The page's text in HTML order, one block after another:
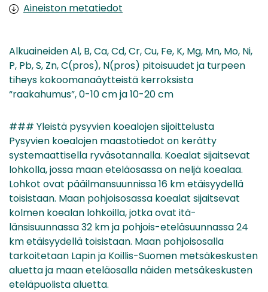
Aineiston metatiedot
Alkuaineiden Al, B, Ca, Cd, Cr, Cu, Fe, K, Mg, Mn, Mo, Ni,
P, Pb, S, Zn, C(pros), N(pros) pitoisuudet ja turpeen
tiheys kokoomanaäytteistä kerroksista
“raakahumus”, 0-10 cm ja 10-20 cm
### Yleistä pysyvien koealojen sijoittelusta
Pysyvien koealojen maastotiedot on kerätty
systemaattisella ryväsotannalla. Koealat sijaitsevat
lohkolla, jossa maan eteläosassa on neljä koealaa.
Lohkot ovat pääilmansuunnissa 16 km etäisyydellä
toisistaan. Maan pohjoisosassa koealat sijaitsevat
kolmen koealan lohkoilla, jotka ovat itä-
länsisuunnassa 32 km ja pohjois-eteläsuunnassa 24
km etäisyydellä toisistaan. Maan pohjoisosalla
tarkoitetaan Lapin ja Koillis-Suomen metsäkeskusten
aluetta ja maan eteläosalla näiden metsäkeskusten
eteläpuolista aluetta.